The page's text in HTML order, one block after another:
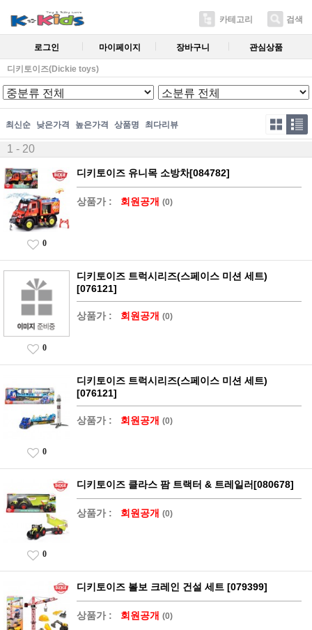
카테고리 검색
로그인 마이페이지 장바구니 관심상품
디키토이즈(Dickie toys)
최신순 낮은가격 높은가격 상품명 최다리뷰
1 - 20
디키토이즈 유니목 소방차[084782]
상품가 : 회원공개 (0)
0
디키토이즈 트럭시리즈(스페이스 미션 세트)
[076121]
상품가 : 회원공개 (0)
0
디키토이즈 트럭시리즈(스페이스 미션 세트)
[076121]
상품가 : 회원공개 (0)
0
디키토이즈 클라스 팜 트랙터 & 트레일러[080678]
상품가 : 회원공개 (0)
0
디키토이즈 볼보 크레인 건설 세트 [079399]
상품가 : 회원공개 (0)